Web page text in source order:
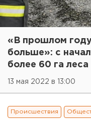
«В прошлом
больше»: с
более 60 га леса
13 мая 2022 в 13:00
Происшествия